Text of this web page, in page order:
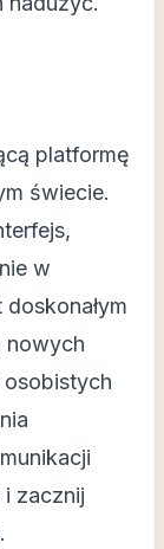
platformę
świecie.
w
nowych
i zacznij